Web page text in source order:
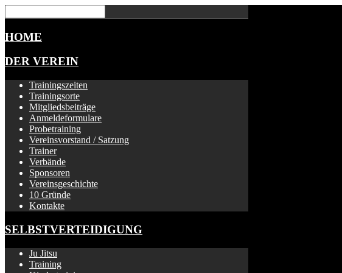
HOME
DER VEREIN
Trainingszeiten
Trainingsorte
Mitgliedsbeiträge
Anmeldeformulare
Probetraining
Vereinsvorstand / Satzung
Trainer
Verbände
Sponsoren
Vereinsgeschichte
10 Gründe
Kontakte
SELBSTVERTEIDIGUNG
Ju Jitsu
Training